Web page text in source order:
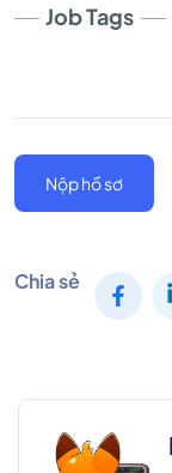
Job Tags
Nộp hồ sơ
Chia sẻ